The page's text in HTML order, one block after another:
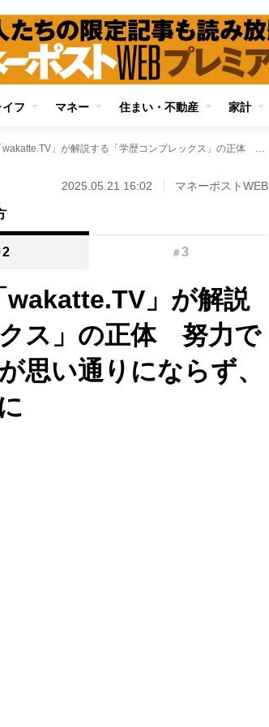
イフ マネー 住まい・不動産 家計
人気受験系YouTuber「wakatte.TV」が解説する「学歴コンプレックス」の正体 努力で運命を変えられるはずが思い通りにならず、果ては「学歴ゾンビ」に
2025.05.21 16:02 マネーポストWEB
2 ＃3
wakatte.TV」が解説
ス」の正体 努力で
思い通りにならず、